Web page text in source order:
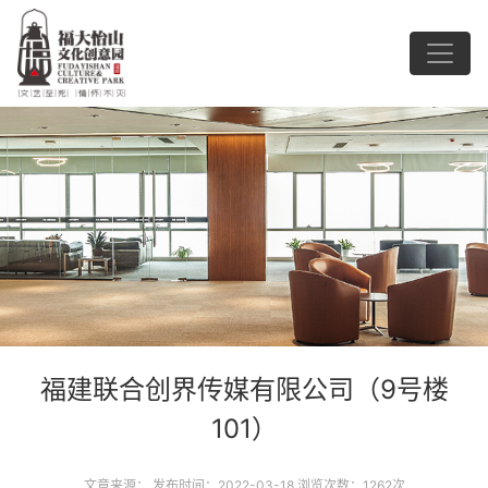
福建联合创界传媒有限公司（9号楼
101）